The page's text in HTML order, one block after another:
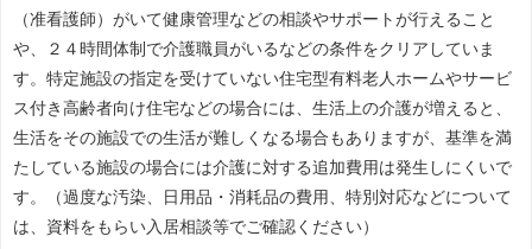
（准看護師）がいて健康管理などの相談やサポートが行えること
や、２４時間体制で介護職員がいるなどの条件をクリアしていま
す。特定施設の指定を受けていない住宅型有料老人ホームやサービ
ス付き高齢者向け住宅などの場合には、生活上の介護が増えると、
生活をその施設での生活が難しくなる場合もありますが、基準を満
たしている施設の場合には介護に対する追加費用は発生しにくいで
す。（過度な汚染、日用品・消耗品の費用、特別対応などについて
は、資料をもらい入居相談等でご確認ください）